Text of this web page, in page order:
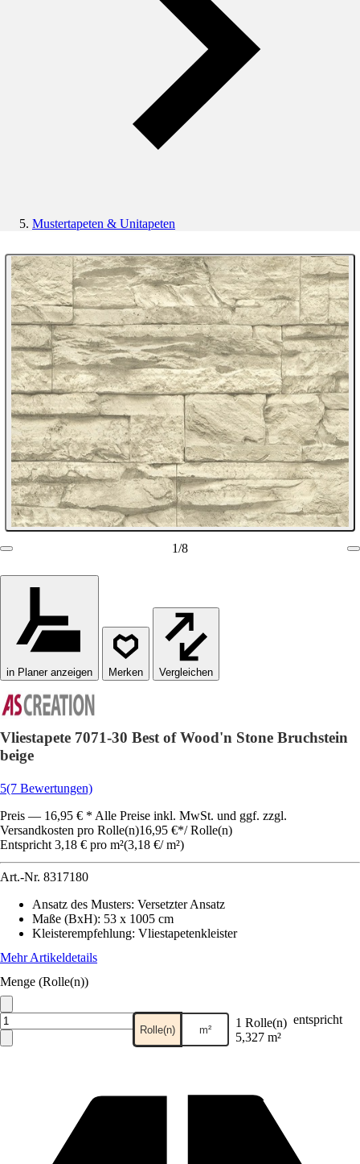
Mustertapeten & Unitapeten
1/8
in Planer anzeigen Vergleichen
Vliestapete 7071-30 Best of Wood'n Stone Bruchstein
beige
5(7 Bewertungen)
Preis — 16,95 € * Alle Preise inkl. MwSt. und ggf. zzgl.
Versandkosten pro Rolle(n)16,95 €*/ Rolle(n)
Entspricht 3,18 € pro m²(3,18 €/ m²)
Art.-Nr. 8317180
Ansatz des Musters: Versetzter Ansatz
Maße (BxH): 53 x 1005 cm
Kleisterempfehlung: Vliestapetenkleister
Mehr Artikeldetails
Menge (Rolle(n))
Rolle(n) m² 1 Rolle(n) entspricht
5,327 m²